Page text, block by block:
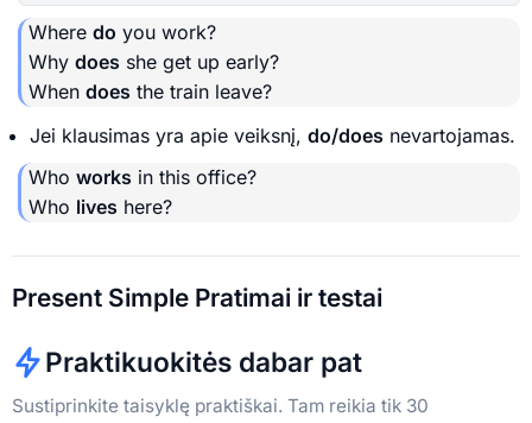
Where do you work?
Why does she get up early?
When does the train leave?
Jei klausimas yra apie veiksnį, do/does nevartojamas.
Who works in this office?
Who lives here?
Present Simple Pratimai ir testai
Praktikuokitės dabar pat
Sustiprinkite taisyklę praktiškai. Tam reikia tik 30